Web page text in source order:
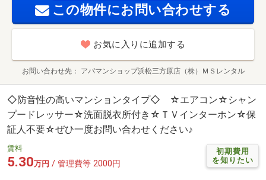
この物件にお問い合わせする
お気に入りに追加する
お問い合わせ先 アパマンショップ浜松三方原店（株）ＭＳレンタル
◇防音性の高いマンションタイプ◇ ☆エアコン☆シャン
プードレッサー☆洗面脱衣所付き☆ＴＶインターホン☆保
証人不要☆ぜひ一度お問い合わせください♪
初期費用
を知りたい
賃料
5.30万円 / 管理費等 2000円